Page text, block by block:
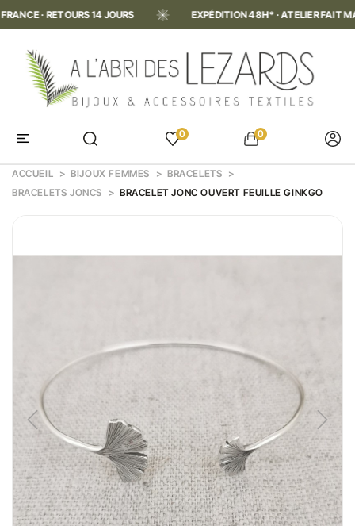
· RETOURS 14 JOURS EXPÉDITION 48H* · ATELIER FAIT MAIN EN
0 0
ACCUEIL BIJOUX FEMMES
BRACELETS
BRACELETS JONCS
BRACELET JONC OUVERT FEUILLE GINKGO